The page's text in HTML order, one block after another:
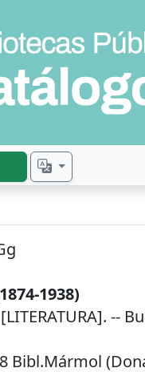
1938)
[LITERATURA]. --
Bibl.Mármol